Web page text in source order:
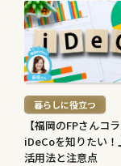
続
き
を
読
む
> 暮らしに役立つ
【福岡のFPさんコ
iDeCoを知りたい！
活用法と注意点